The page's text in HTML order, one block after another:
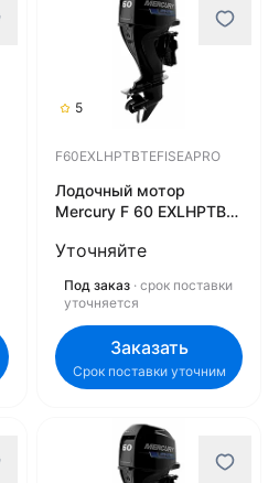
5
F60EXLHPTBTEFISEAPRO
Лодочный мотор
Mercury F 60 EXLHPTBT
F60EXLHPTBTEFISEAPRO
Уточняйте
Под заказ · срок поставки
уточняется
Заказать
Срок поставки уточним